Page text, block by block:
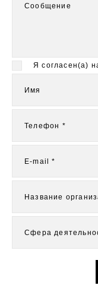
Сообщение
Я согласен(а)
Имя
Телефон *
E-mail *
Название
Сфера